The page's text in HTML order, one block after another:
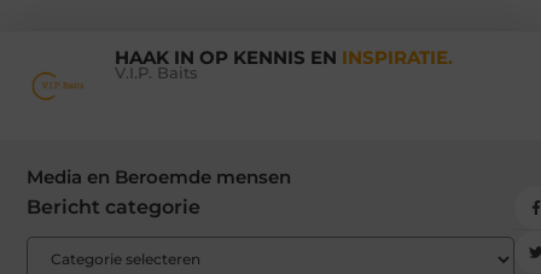
HAAK IN OP KENNIS EN INSPIRATIE.
V.I.P. Baits
Media en Beroemde mensen
Bericht categorie